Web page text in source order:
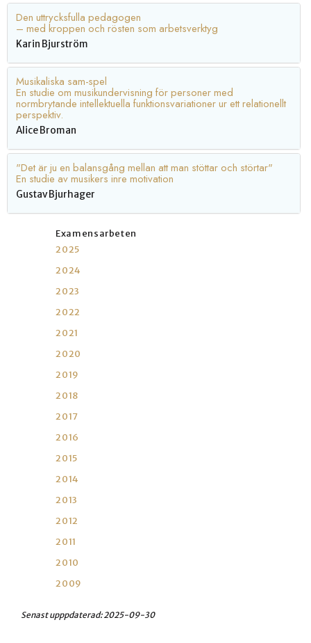
Den uttrycksfulla pedagogen
– med kroppen och rösten som arbetsverktyg
Karin Bjurström
Musikaliska sam-spel
En studie om musikundervisning för personer med
normbrytande intellektuella funktionsvariationer ur ett relationellt
perspektiv.
Alice Broman
"Det är ju en balansgång mellan att man stöttar och störtar"
En studie av musikers inre motivation
Gustav Bjurhager
Examensarbeten
2025
2024
2023
2022
2021
2020
2019
2018
2017
2016
2015
2014
2013
2012
2011
2010
2009
Senast upppdaterad:2025-09-30